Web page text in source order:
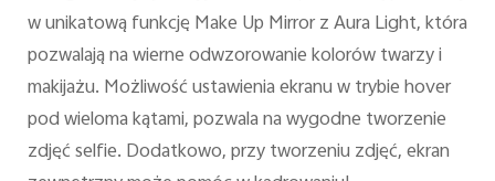
w unikatową funkcję Make Up Mirror z Aura Light, która
pozwalają na wierne odwzorowanie kolorów twarzy i
makijażu. Możliwość ustawienia ekranu w trybie hover
pod wieloma kątami, pozwala na wygodne tworzenie
zdjęć selfie. Dodatkowo, przy tworzeniu zdjęć, ekran